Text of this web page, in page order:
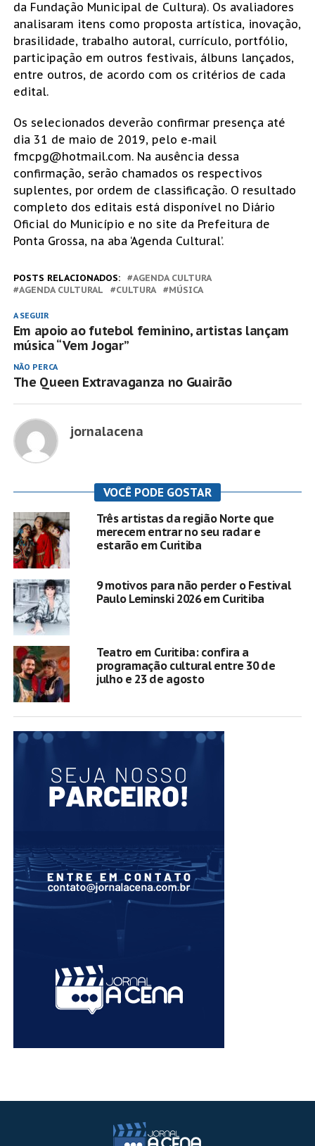
da Fundação Municipal de Cultura). Os avaliadores
analisaram itens como proposta artística, inovação,
brasilidade, trabalho autoral, currículo, portfólio,
participação em outros festivais, álbuns lançados,
entre outros, de acordo com os critérios de cada
edital.
Os selecionados deverão confirmar presença até
dia 31 de maio de 2019, pelo e-mail
fmcpg@hotmail.com. Na ausência dessa
confirmação, serão chamados os respectivos
suplentes, por ordem de classificação. O resultado
completo dos editais está disponível no Diário
Oficial do Município e no site da Prefeitura de
Ponta Grossa, na aba ‘Agenda Cultural’.
POSTS RELACIONADOS:
AGENDA CULTURA
AGENDA CULTURAL
CULTURA MÚSICA
A SEGUIR
Em apoio ao futebol feminino, artistas lançam
música “Vem Jogar”
NÃO PERCA
The Queen Extravaganza no Guairão
jornalacena
VOCÊ PODE GOSTAR
Três artistas da região Norte que
merecem entrar no seu radar e
estarão em Curitiba
9 motivos para não perder o Festival
Paulo Leminski 2026 em Curitiba
Teatro em Curitiba: confira a
programação cultural entre 30 de
julho e 23 de agosto